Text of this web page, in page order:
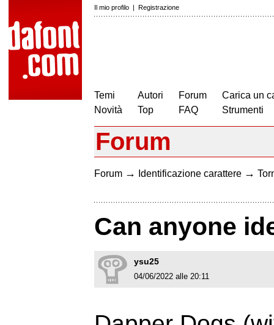
Il mio profilo | Registrazione
Temi
Novità
Autori
Top
Forum
FAQ
Carica un
Strumenti
Forum
Forum → Identificazione carattere →
Can anyone
ysu25
04/06/2022 alle 20:11